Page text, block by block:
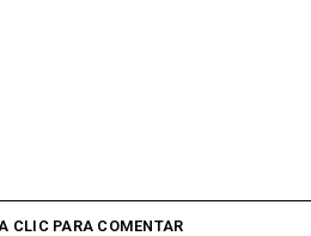
CLIC PARA COMENTAR